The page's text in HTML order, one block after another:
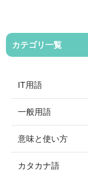
カテゴリ一覧
IT用語
一般用語
意味と使い方
カタカナ語